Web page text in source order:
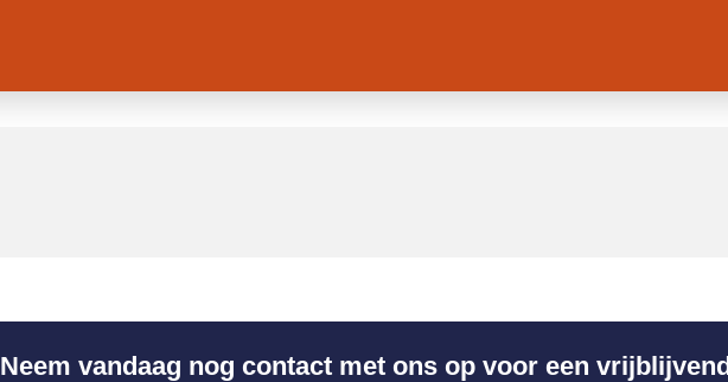
Neem vandaag nog contact met ons op voor een